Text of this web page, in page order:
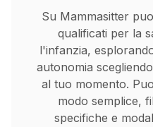
Su Mammasitter
qualificati per la
l'infanzia,
autonomia
al tuo momento.
modo semplice,
specifiche e